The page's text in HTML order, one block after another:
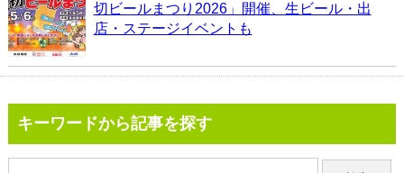
切ビールまつり2026」開催、生ビール・出
店・ステージイベントも
キーワードから記事を探す